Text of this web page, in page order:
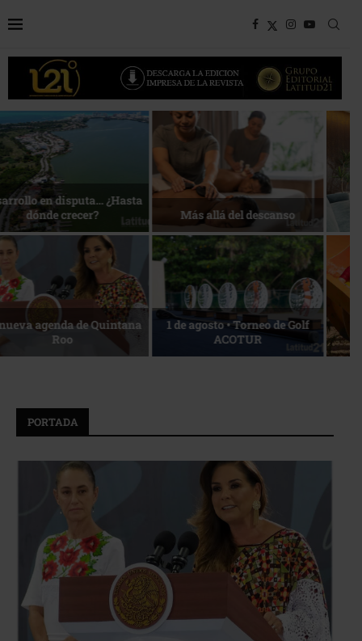
Bottega, un viaje servido a la
mesa
Energía que Impulsa la
competitividad
Reconocimiento de viajeros La esencia del servicio
PORTADA